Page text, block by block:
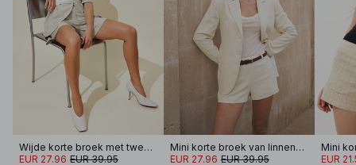
Wijde korte broek met twee knopen
EUR 27.96 EUR 39.95
Mini korte broek van linnenmix
EUR 27.96 EUR 39.95
EUR